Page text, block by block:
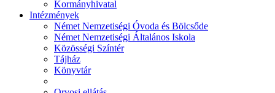
Kormányhivatal
Intézmények
Német Nemzetiségi Óvoda és Bölcsőde
Német Nemzetiségi Általános Iskola
Közösségi Színtér
Tájház
Könyvtár